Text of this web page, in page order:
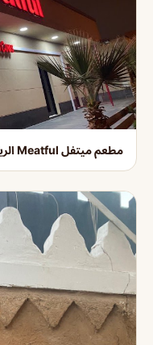
مطعم ميتفل Meatful الرياض (الأسعار+ المنيو+ الموقع)